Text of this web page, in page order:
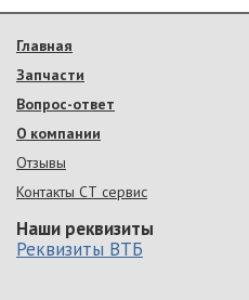
Главная
Запчасти
Вопрос-ответ
О компании
Отзывы
Контакты СТ сервис
Наши реквизиты
Реквизиты ВТБ